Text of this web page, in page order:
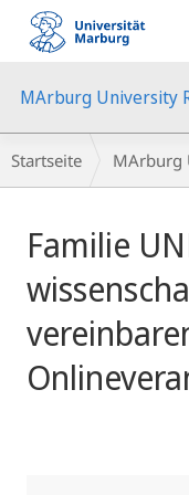
Mobile-
Navigation
MArburg University
Breadcrumb-
Navigation
Startseite MArburg
Familie